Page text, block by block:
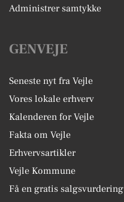
Administrer samtykke
GENVEJE
Seneste nyt fra Vejle
Vores lokale erhverv
Kalenderen for Vejle
Fakta om Vejle
Erhvervsartikler
Vejle Kommune
Få en gratis salgsvurdering